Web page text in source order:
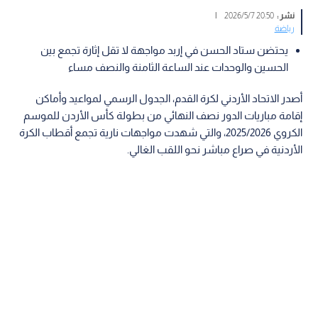
نشر :20:50 2026/5/7
|
رياضة
يحتضن ستاد الحسن في إربد مواجهة لا تقل إثارة تجمع بين
الحسين والوحدات عند الساعة الثامنة والنصف مساء
أصدر الاتحاد الأردني لكرة القدم، الجدول الرسمي لمواعيد وأماكن
إقامة مباريات الدور نصف النهائي من بطولة كأس الأردن للموسم
الكروي 2025/2026، والتي شهدت مواجهات نارية تجمع أقطاب الكرة
الأردنية في صراع مباشر نحو اللقب الغالي.